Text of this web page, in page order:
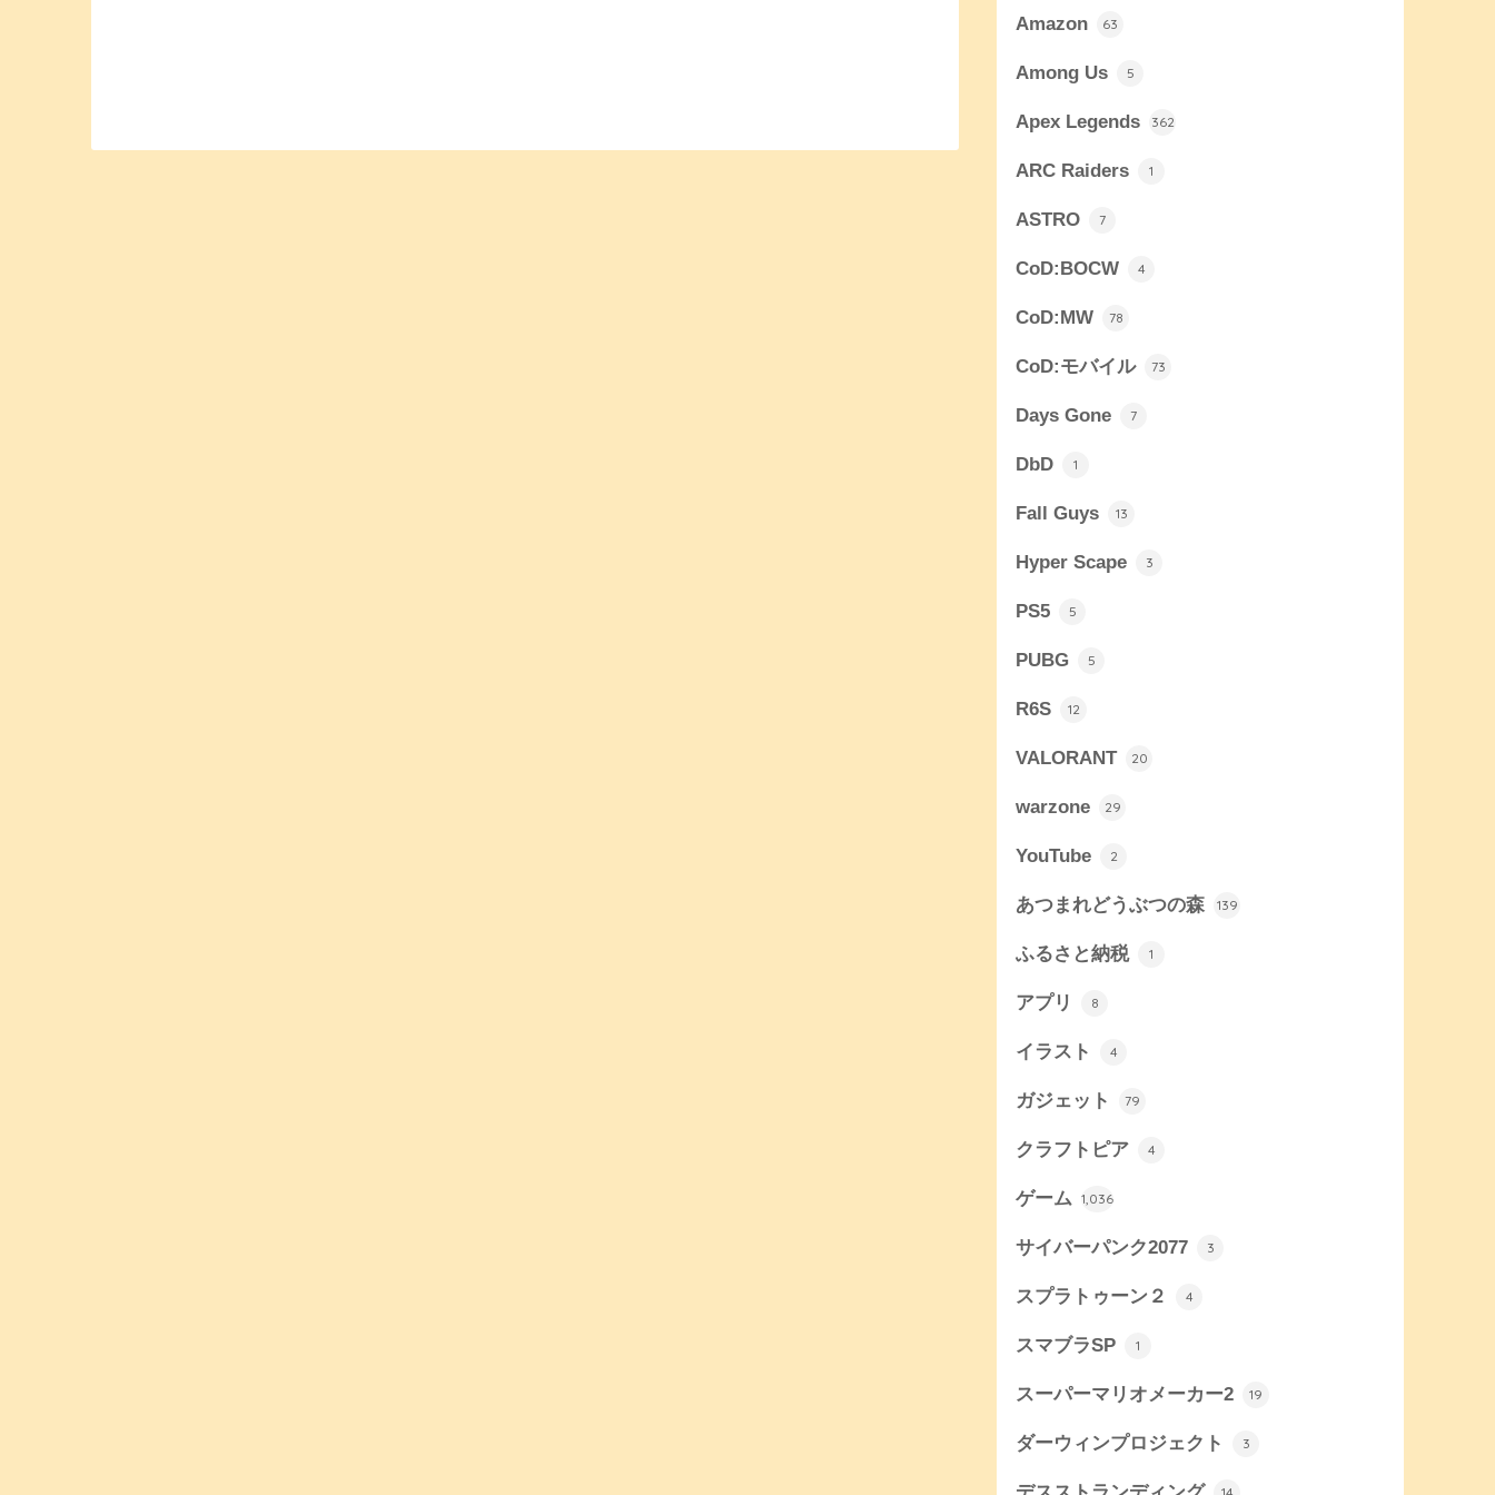
Amazon 63
Among Us 5
Apex Legends 362
ARC Raiders 1
ASTRO 7
CoD:BOCW 4
CoD:MW 78
CoD:モバイル 73
Days Gone 7
DbD 1
Fall Guys 13
Hyper Scape 3
PS5 5
PUBG 5
R6S 12
VALORANT 20
warzone 29
YouTube 2
あつまれどうぶつの森 139
ふるさと納税 1
アプリ 8
イラスト 4
ガジェット 79
クラフトピア 4
ゲーム 1,036
サイバーパンク2077 3
スプラトゥーン２ 4
スマブラSP 1
スーパーマリオメーカー2 19
ダーウィンプロジェクト 3